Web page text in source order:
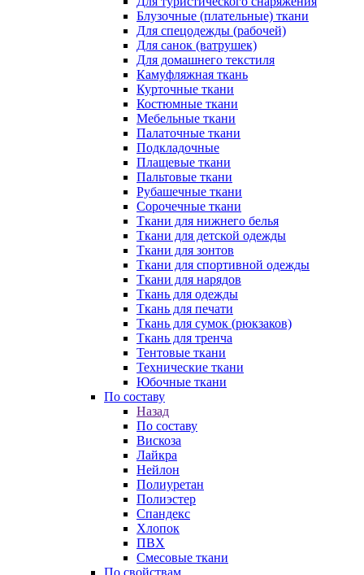
Блузочные (плательные) ткани
Для спецодежды (рабочей)
Для санок (ватрушек)
Для домашнего текстиля
Камуфляжная ткань
Курточные ткани
Костюмные ткани
Мебельные ткани
Палаточные ткани
Подкладочные
Плащевые ткани
Пальтовые ткани
Рубашечные ткани
Сорочечные ткани
Ткани для нижнего белья
Ткани для детской одежды
Ткани для зонтов
Ткани для спортивной одежды
Ткани для нарядов
Ткань для одежды
Ткань для печати
Ткань для сумок (рюкзаков)
Ткань для тренча
Тентовые ткани
Технические ткани
Юбочные ткани
По составу
Назад
По составу
Вискоза
Лайкра
Нейлон
Полиуретан
Полиэстер
Спандекс
Хлопок
ПВХ
Смесовые ткани
По свойствам